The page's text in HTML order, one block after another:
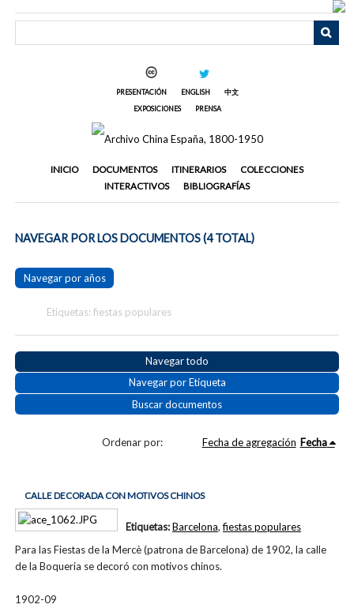
PRESENTACIÓN ENGLISH
中文
EXPOSICIONES
PRENSA
INICIO DOCUMENTOS ITINERARIOS
COLECCIONES
INTERACTIVOS
BIBLIOGRAFÍAS
NAVEGAR POR LOS DOCUMENTOS (4 TOTAL)
Navegar por años
Etiquetas: fiestas populares
Navegar todo
Navegar por Etiqueta
Buscar documentos
Ordenar por: Fecha de agregación Fecha
CALLE DECORADA CON MOTIVOS CHINOS
Para las Fiestas de la Mercè (patrona de Barcelona) de 1902, la calle
de la Boqueria se decoró con motivos chinos.
1902-09
Etiquetas:Barcelona,fiestas populares